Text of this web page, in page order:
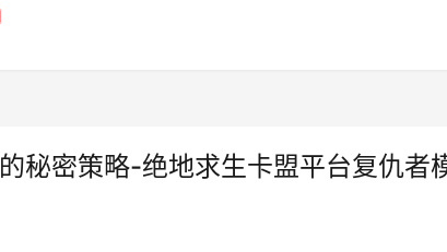
秘密策略-绝地求生卡盟平台复仇者